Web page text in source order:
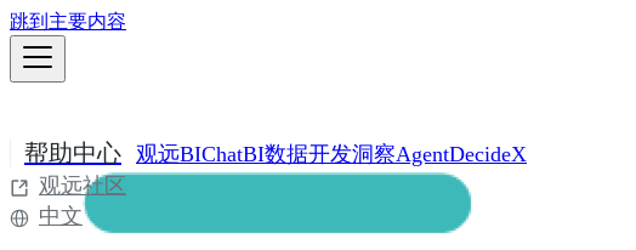
跳到主要内容
帮助中心 观远BIChatBI数据开发洞察AgentDecideX
观远社区
中文